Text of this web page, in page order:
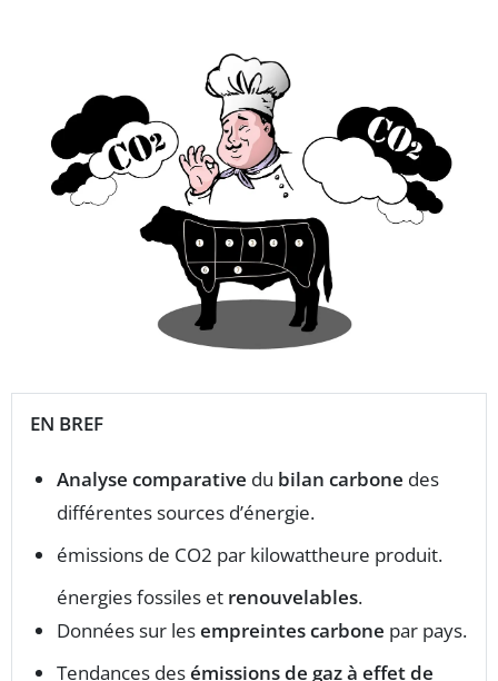
EN BREF
Analyse comparative du bilan carbone des
différentes sources d’énergie.
émissions de CO2 par kilowattheure produit.
énergies fossiles et renouvelables.
Données sur lesempreintes carbone par pays.
Tendances desémissions de gaz à effet de